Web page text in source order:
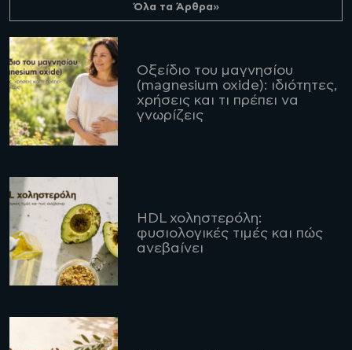
Όλα τα Άρθρα»
Οξείδιο του μαγνησίου
(magnesium oxide): ιδιότητες,
χρήσεις και τι πρέπει να
γνωρίζεις
HDL χοληστερόλη:
φυσιολογικές τιμές και πώς
ανεβαίνει